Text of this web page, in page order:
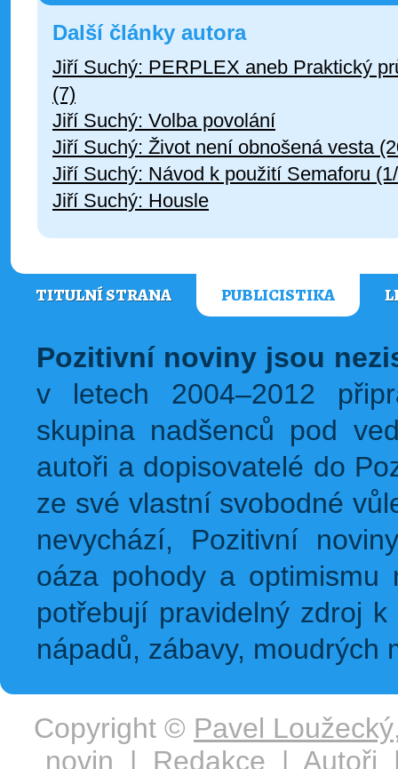
Další články autora
Jiří Suchý: PERPLEX aneb Praktický
(7)
Jiří Suchý: Volba povolání
Jiří Suchý: Život není obnošená vesta
Jiří Suchý: Návod k použití Semaforu
Jiří Suchý: Housle
TITULNÍ STRANA PUBLICISTIKA
Pozitivní noviny jsou
v letech 2004–2012
skupina nadšenců pod
autoři a dopisovatelé do
ze své vlastní svobodné
nevychází, Pozitivní
oáza pohody a
potřebují pravidelný zdroj
nápadů, zábavy, moudrých
Copyright © Pavel Loužecký
novin | Redakce | Autoři